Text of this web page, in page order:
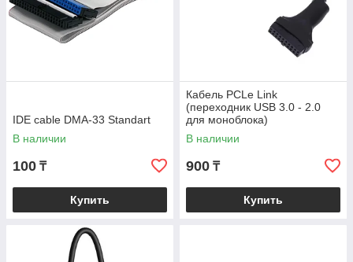
IDE cable DMA-33 Standart
В наличии
100 ₸
Купить
Кабель PCLe Link
(переходник USB 3.0 - 2.0
для моноблока)
В наличии
900 ₸
Купить